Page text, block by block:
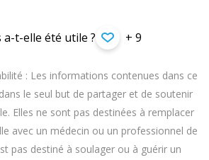
t-elle été utile ? + 9
: Les informations contenues dans ce
le seul but de partager et de soutenir
Elles ne sont pas destinées à remplacer
avec un médecin ou un professionnel de
pas destiné à soulager ou à guérir un